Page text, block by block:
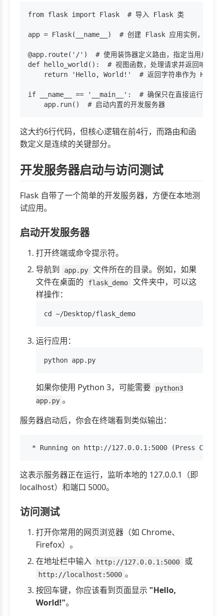
from flask import Flask  # 导入 Flask 类
app = Flask(__name__)  # 创建 Flask 应用实例，
@app.route('/')  # 使用装饰器定义路由，指定当用户访
def hello_world():  # 视图函数，处理请求并返回响应
return 'Hello, World!'  # 返回字符串作为 HTTP
if __name__ == '__main__':  # 确保只在直接运行此脚本
这大约6行代码，但核心逻辑在前4行，而路由和函
数定义是连续的关键部分。
开发服务器启动与访问测试
Flask 自带了一个简单的开发服务器，方便在本地测
试应用。
启动开发服务器
打开终端或命令提示符。
导航到
app.py
文件所在的目录。例如，如果
文件在桌面的
flask_demo
文件夹中，可以这
样操作：
运行应用：
如果你使用 Python 3，可能需要
python3
app.py 。
服务器启动后，你会在终端看到类似输出：
这表示服务器正在运行，监听本地的 127.0.0.1（即
localhost）和端口 5000。
访问测试
打开你常用的网页浏览器（如 Chrome、
Firefox）。
在地址栏中输入
http://127.0.0.1:5000 或
http://localhost:5000 。
按回车键，你应该看到页面显示 "Hello,
World!"。